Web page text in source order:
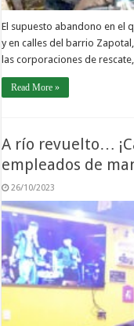
El supuesto abandono en el
y en calles del barrio
las corporaciones de
Read More »
A río revuelto…
empleados de
26/10/2023